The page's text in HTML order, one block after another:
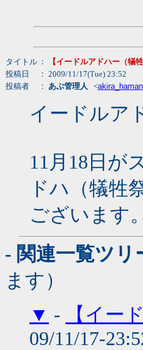
タイトル ：
【イードルアドハー（犠
投稿日
： 2009/11/17(Tue) 23:52
投稿者
： あぶ管理人 <
イードルア
11月18日が
ドハ（犠牲
ございます。
- 関連一覧ツリ
ます）
▼ -
【イー
09/11/17-